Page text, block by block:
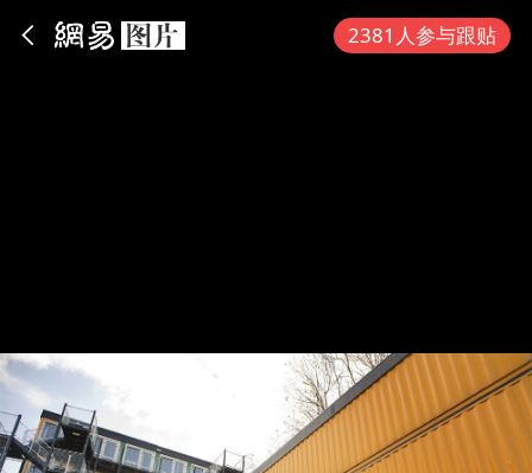
2381人参与跟贴